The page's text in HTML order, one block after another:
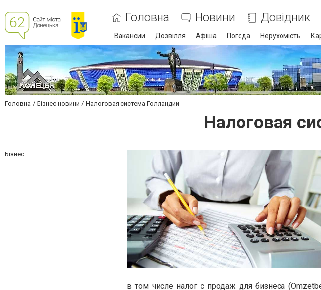
Головна Новини Довідник
Вакансии Дозвілля Афіша Погода Нерухомість
Головна Бізнес новини Налоговая система Голландии
Налоговая
Бізнес
в том числе налог с продаж для бизнеса